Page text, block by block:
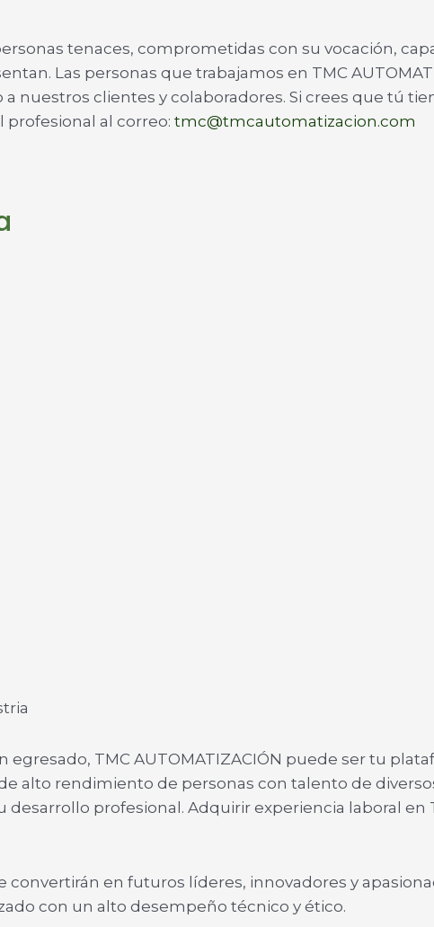
tenaces, comprometidas con su vocación,
Las personas que trabajamos en TMC
nuestros clientes y colaboradores. Si crees que tú
al correo: tmc@tmcautomatizacion.com
egresado, TMC AUTOMATIZACIÓN puede ser tu
alto rendimiento de personas con talento de
profesional. Adquirir experiencia laboral en
convertirán en futuros líderes, innovadores y
con un alto desempeño técnico y ético.